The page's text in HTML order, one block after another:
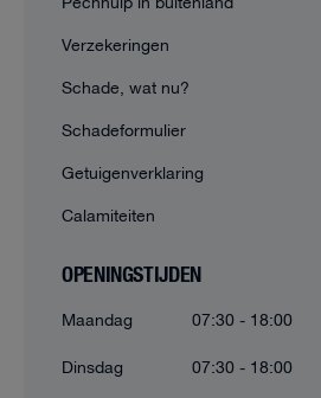
Verzekeringen
Schade, wat nu?
Schadeformulier
Getuigenverklaring
Calamiteiten
OPENINGSTIJDEN
Maandag
07:30 - 18:00
Dinsdag
07:30 - 18:00